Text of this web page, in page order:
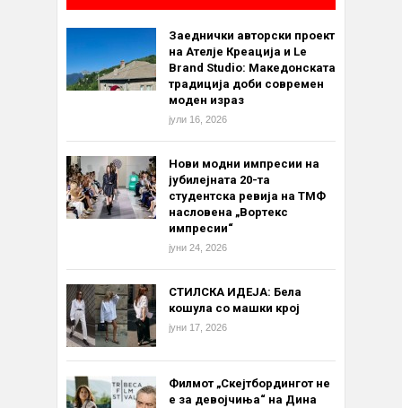
Заеднички авторски проект
на Ателје Креација и Le
Brand Studio: Македонската
традиција доби современ
моден израз
јули 16, 2026
Нови модни импресии на
јубилејната 20-та
студентска ревија на ТМФ
насловена „Вортекс
импресии“
јуни 24, 2026
СТИЛСКА ИДЕЈА: Бела
кошула со машки крој
јуни 17, 2026
Филмот „Скејтбордингот не
е за девојчиња“ на Дина